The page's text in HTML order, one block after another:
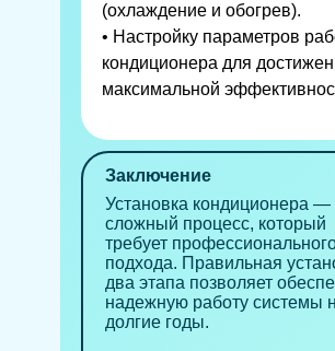
Установка кондиционера —
сложный процесс, который
требует
подхода. Правильная
два этапа позволяет
надежную работу системы
долгие годы.
Заключение
(охлаждение и обогрев).
• Настройку параметров
кондиционера для
максимальной